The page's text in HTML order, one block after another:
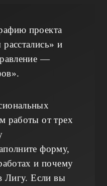
проекта
и
—
работы от трех
форму,
и почему
Лигу. Если вы